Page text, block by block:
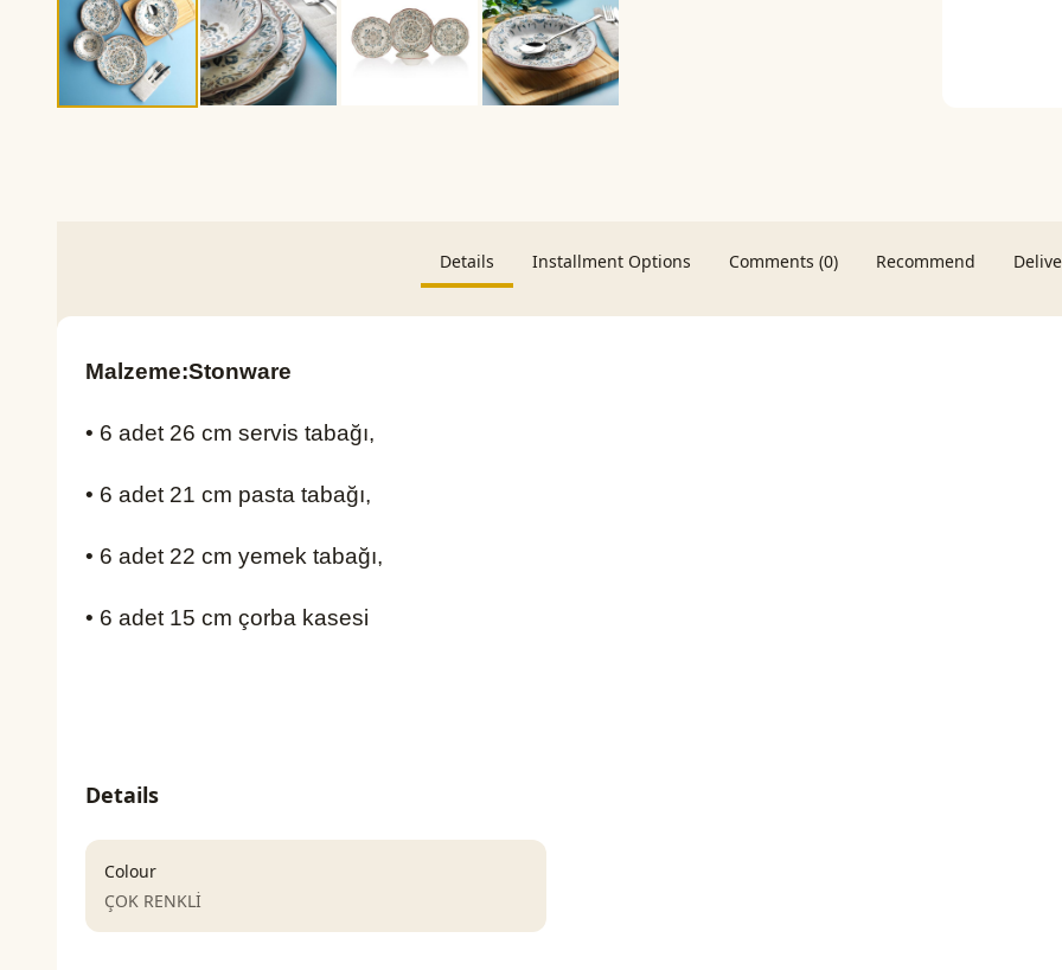
Details Installment Options Comments (0) Recommend
Malzeme:Stonware
• 6 adet 26 cm servis tabağı,
• 6 adet 21 cm pasta tabağı,
• 6 adet 22 cm yemek tabağı,
• 6 adet 15 cm çorba kasesi
Details
Colour
ÇOK RENKLİ